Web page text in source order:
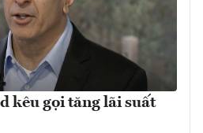
kêu gọi tăng lãi suất